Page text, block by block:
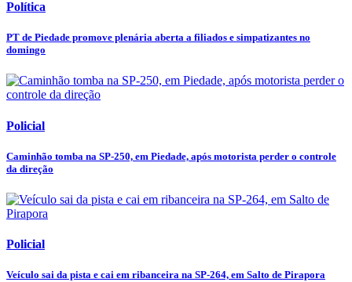
Política
PT de Piedade promove plenária aberta a filiados e simpatizantes no
domingo
Policial
Caminhão tomba na SP-250, em Piedade, após motorista perder o controle
da direção
Policial
Veículo sai da pista e cai em ribanceira na SP-264, em Salto de Pirapora